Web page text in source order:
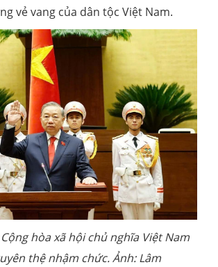
vẻ vang của dân tộc Việt Nam.
hòa xã hội chủ nghĩa Việt Nam
thệ nhậm chức. Ảnh: Lâm